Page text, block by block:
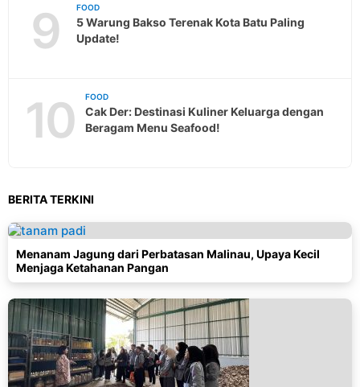
9 FOOD
5 Warung Bakso Terenak Kota Batu Paling
Update!
10 FOOD
Cak Der: Destinasi Kuliner Keluarga dengan
Beragam Menu Seafood!
BERITA TERKINI
Menanam Jagung dari Perbatasan Malinau, Upaya Kecil
Menjaga Ketahanan Pangan